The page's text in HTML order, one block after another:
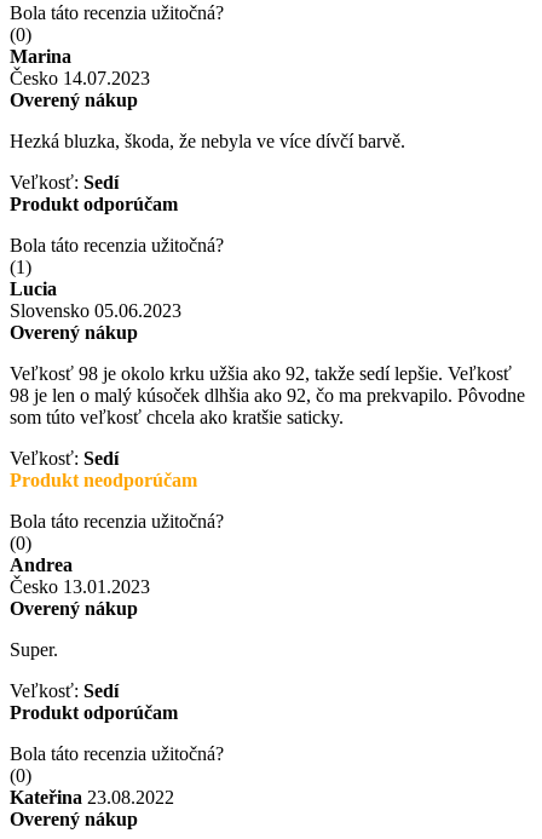
Bola táto recenzia užitočná?
(0)
Marina
Česko 14.07.2023
Overený nákup
Hezká bluzka, škoda, že nebyla ve více dívčí barvě.
Veľkosť: Sedí
Produkt odporúčam
Bola táto recenzia užitočná?
(1)
Lucia
Slovensko 05.06.2023
Overený nákup
Veľkosť 98 je okolo krku užšia ako 92, takže sedí lepšie. Veľkosť
98 je len o malý kúsoček dlhšia ako 92, čo ma prekvapilo. Pôvodne
som túto veľkosť chcela ako kratšie saticky.
Veľkosť: Sedí
Produkt neodporúčam
Bola táto recenzia užitočná?
(0)
Andrea
Česko 13.01.2023
Overený nákup
Super.
Veľkosť: Sedí
Produkt odporúčam
Bola táto recenzia užitočná?
(0)
Kateřina 23.08.2022
Overený nákup